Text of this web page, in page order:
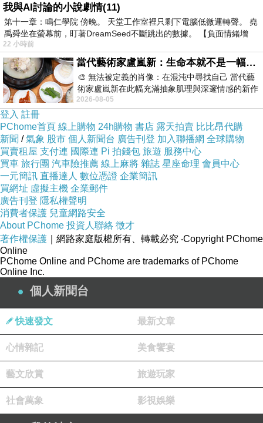
我與AI討論的小說劇情(11)
第十一章：鳴仁學院 傍晚。 天堂工作室裡只剩下電腦低微運轉聲。 堯
禹舜坐在螢幕前，盯著DreamSeed不斷跳出的數據。 【負面情緒增
22 小時前
當代藝術家盧嵐新：生命本就不是一幅能被定義的肖像，在混亂與交疊中拼湊完整的靈魂
🎨 無法被定義的肖像：在混沌中尋找自己 當代藝
術家盧嵐新在此幅充滿抽象肌理與深邃情感的新作
中，以灰白為基底，交織著塗抹、刮擦與
2026-08-05
登入 註冊
PChome首頁 線上購物 24h購物 書店 露天拍賣 比比昂代購
新聞 /氣象 股市 個人新聞台 廣告刊登 加入聯播網 全球購物
買賣租屋 支付連 國際連 Pi 拍錢包 旅遊 服務中心
買車 旅行團 汽車險推薦 線上麻將 雜誌 星座命理 會員中心
一元簡訊 直播達人 數位憑證 企業簡訊
買網址 虛擬主機 企業郵件
廣告刊登 隱私權聲明
消費者保護 兒童網路安全
About PChome 投資人聯絡 徵才
著作權保護 ｜網路家庭版權所有、轉載必究 ‧Copyright PChome
Online
PChome Online and PChome are trademarks of PChome
Online Inc.
個人新聞台
快速發文 最新文章
心情雜記 美食饗宴
藝文欣賞 旅遊玩家
社會萬象 影視娛樂